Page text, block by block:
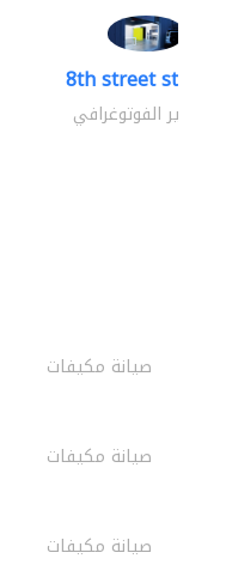
8th street studios
التصوير الفوتوغرافي
صيانة مكيفات
صيانة مكيفات
صيانة مكيفات